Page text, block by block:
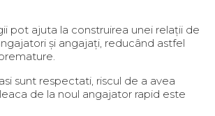
pot ajuta la construirea unei relații de
și angajați, reducând astfel
sunt respectati, riscul de a avea
de la noul angajator rapid este